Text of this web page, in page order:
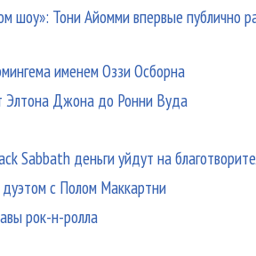
шоу»: Тони Айомми впервые публично
именем Оззи Осборна
Элтона Джона до Ронни Вуда
Sabbath деньги уйдут на
дуэтом с Полом Маккартни
рок-н-ролла